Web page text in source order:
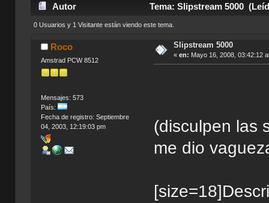
Autor Tema: Slipstream 5000
0 Usuarios y 1 Visitante están viendo este tema.
Roco
Amstrad PCW 8512
Mensajes: 573
País:
Fecha de registro: Septiembre
04, 2003, 12:19:03 pm
Slipstream 5000
« en: Mayo 16, 2008, 03:42:12
(disculpen las
me dio